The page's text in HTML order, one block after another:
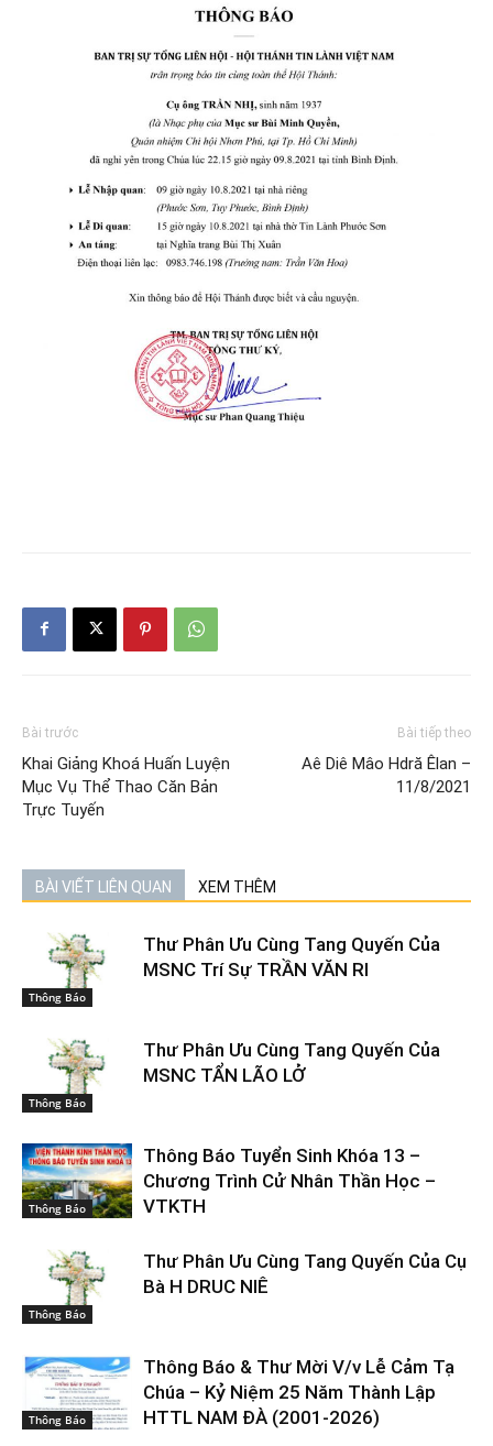
Bài trước
Khai Giảng Khoá Huấn Luyện
Mục Vụ Thể Thao Căn Bản
Trực Tuyến
Bài tiếp theo
Aê Diê Mâo Hdră Êlan –
11/8/2021
BÀI VIẾT LIÊN QUAN XEM THÊM
Thông Báo
Thư Phân Ưu Cùng Tang Quyến Của
MSNC Trí Sự TRẦN VĂN RI
Thông Báo
Thư Phân Ưu Cùng Tang Quyến Của
MSNC TẨN LÃO LỞ
Thông Báo
Thông Báo Tuyển Sinh Khóa 13 –
Chương Trình Cử Nhân Thần Học –
VTKTH
Thông Báo
Thư Phân Ưu Cùng Tang Quyến Của Cụ
Bà H DRUC NIÊ
Thông Báo
Thông Báo & Thư Mời V/v Lễ Cảm Tạ
Chúa – Kỷ Niệm 25 Năm Thành Lập
HTTL NAM ĐÀ (2001-2026)